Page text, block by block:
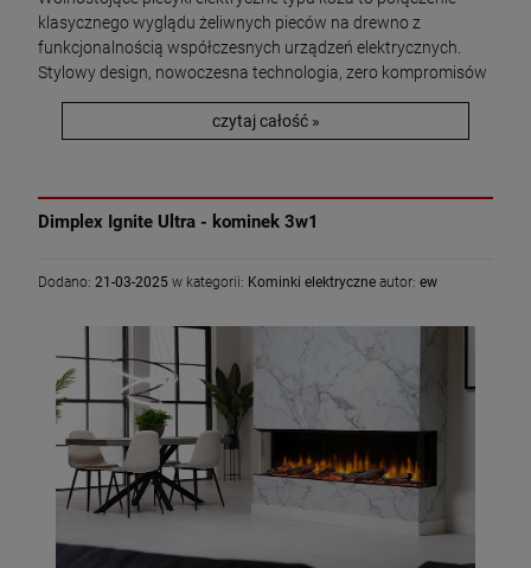
klasycznego wyglądu żeliwnych pieców na drewno z
funkcjonalnością współczesnych urządzeń elektrycznych.
Stylowy design, nowoczesna technologia, zero kompromisów
czytaj całość »
Dimplex Ignite Ultra - kominek 3w1
Dodano: 21-03-2025 w kategorii: Kominki elektryczne autor: ew